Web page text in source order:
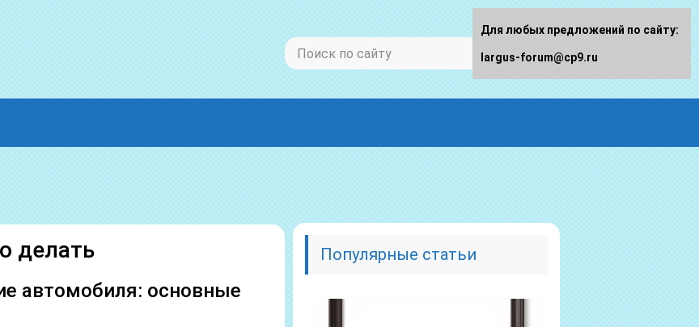
делать
автомобиля: основные
Популярные статьи
Для любых предложений по сайту:
largus-forum@cp9.ru